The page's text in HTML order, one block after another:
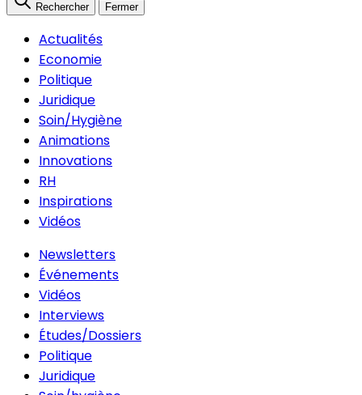
Rechercher Fermer
Actualités
Economie
Politique
Juridique
Soin/Hygiène
Animations
Innovations
RH
Inspirations
Vidéos
Newsletters
Événements
Vidéos
Interviews
Études/Dossiers
Politique
Juridique